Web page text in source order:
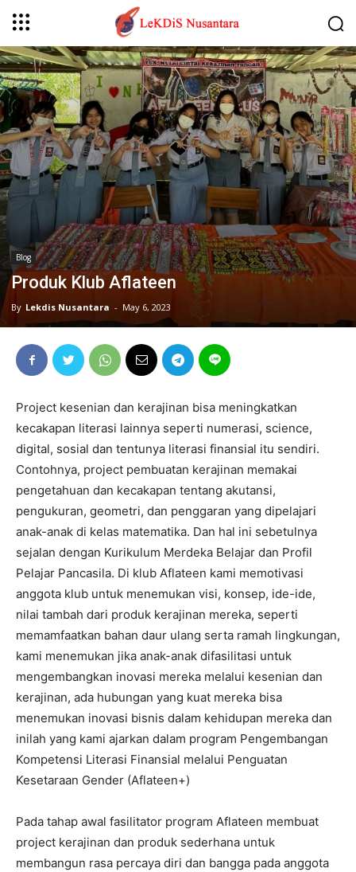
Blog
Produk Klub Aflateen
By Lekdis Nusantara - May 6, 2023
Project kesenian dan kerajinan bisa meningkatkan
kecakapan literasi lainnya seperti numerasi, science,
digital, sosial dan tentunya literasi finansial itu sendiri.
Contohnya, project pembuatan kerajinan memakai
pengetahuan dan kecakapan tentang akutansi,
pengukuran, geometri, dan penggaran yang dipelajari
anak-anak di kelas matematika. Dan hal ini sebetulnya
sejalan dengan Kurikulum Merdeka Belajar dan Profil
Pelajar Pancasila. Di klub Aflateen kami memotivasi
anggota klub untuk menemukan visi, konsep, ide-ide,
nilai tambah dari produk kerajinan mereka, seperti
memamfaatkan bahan daur ulang serta ramah lingkungan,
kami menemukan jika anak-anak difasilitasi untuk
mengembangkan inovasi mereka melalui kesenian dan
kerajinan, ada hubungan yang kuat mereka bisa
menemukan inovasi bisnis dalam kehidupan mereka dan
inilah yang kami ajarkan dalam program Pengembangan
Kompetensi Literasi Finansial melalui Penguatan
Kesetaraan Gender (Aflateen+)
Pada tahap awal fasilitator program Aflateen membuat
project kerajinan dan produk sederhana untuk
membangun rasa percaya diri dan bangga pada anggota